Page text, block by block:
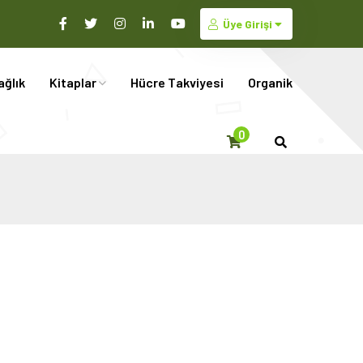
Üye Girişi
Kitaplar Hücre Takviyesi Organik
0